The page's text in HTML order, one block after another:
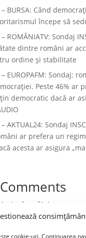
cookie-uri. Continuarea
– BURSA: Când
începe să
ROMÂNIATV: Sondaj
dintre români ar
ordine și stabilitate
– EUROPAFM: Sondaj:
Peste 46% ar
democratic dacă ar
AKTUAL24: Sondaj
ar prefera un
acesta ar asigura
de arătat.